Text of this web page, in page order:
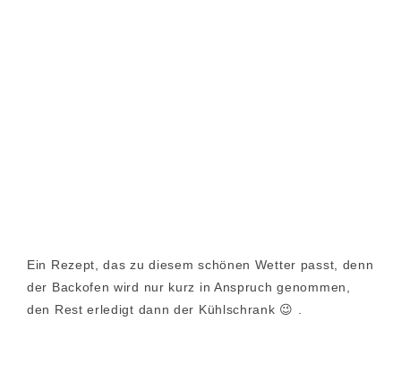
Ein Rezept, das zu diesem schönen Wetter passt, denn
der Backofen wird nur kurz in Anspruch genommen,
den Rest erledigt dann der Kühlschrank 😉 .